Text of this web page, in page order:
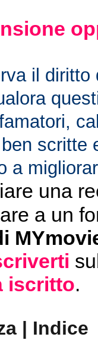
il diritto
scritte
a
una
a un
iscritto.
| Indice